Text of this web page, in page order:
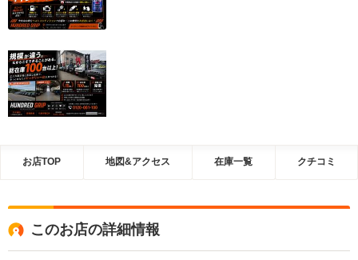
お店TOP 地図&アクセス 在庫一覧 クチコミ
このお店の詳細情報